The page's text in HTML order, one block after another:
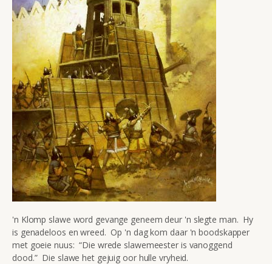
'n Klomp slawe word gevange geneem deur 'n slegte man. Hy
is genadeloos en wreed. Op 'n dag kom daar 'n boodskapper
met goeie nuus: “Die wrede slawemeester is vanoggend
dood.” Die slawe het gejuig oor hulle vryheid.